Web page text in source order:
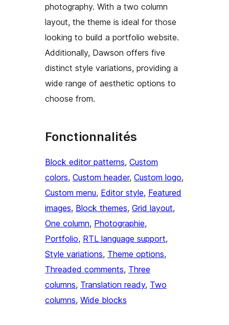
photography. With a two column
layout, the theme is ideal for those
looking to build a portfolio website.
Additionally, Dawson offers five
distinct style variations, providing a
wide range of aesthetic options to
choose from.
Fonctionnalités
Block editor patterns, Custom
colors, Custom header, Custom logo
Custom menu, Editor style, Featured
images, Block themes, Grid layout
One column, Photographie
Portfolio, RTL language support
Style variations, Theme options
Threaded comments, Three
columns, Translation ready, Two
columns, Wide blocks